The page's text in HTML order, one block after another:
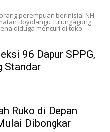
perempuan berinisial NH
Boyolangu Tulungagung
diduga mencuri di toko
96 Dapur SPPG,
Standar
Ruko di Depan
Dibongkar